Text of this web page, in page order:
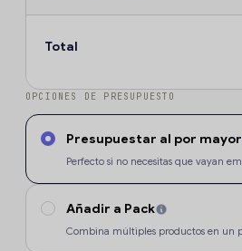
Total
OPCIONES DE PRESUPUESTO
Presupuestar al por mayor
Perfecto si no necesitas que vayan
Añadir a Pack
Combina múltiples productos en un